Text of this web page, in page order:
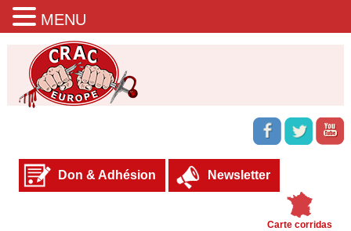
Don & Adhésion Newsletter
Carte corridas
MENU